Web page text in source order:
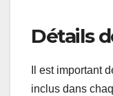
Détails
Il est important
inclus dans